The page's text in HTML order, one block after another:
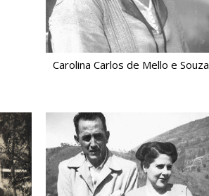
Carolina Carlos de Mello e Souza